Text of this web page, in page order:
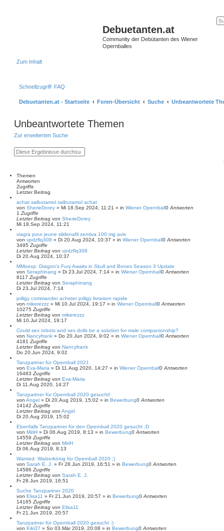
Debuetanten.at
Community der Debütanten des Wiener
Opernballes
Zum Inhalt
Schnellzugriff FAQ
Debuetanten.at - Startseite Foren-Übersicht Suche Unbeantwortete
Unbeantwortete Themen
Zur erweiterten Suche
S
u
E
r
S
Themen
Antworten
Zugriffe
Letzter Beitrag
achat salbutamol salbutamol achat
von SherieDorey » Mi 18.Sep 2024, 11:21 » in Wiener Opernball0 Antworten
1 Zugriffe
Letzter Beitrag von SherieDorey
Mi 18.Sep 2024, 11:21
viagra pour jeune sildenafil zentiva 100 mg avis
von vpdzflq308 » Di 20.Aug 2024, 10:37 » in Wiener Opernball0 Antworten
3495 Zugriffe
Letzter Beitrag von vpdzflq308
Di 20.Aug 2024, 10:37
MMoexp: Dragon's Fury Awaits in Skull and Bones Season 3 Update
von Seraphinang » Di 23.Jul 2024, 7:14 » in Wiener Opernball0 Antworten
8117 Zugriffe
Letzter Beitrag von Seraphinang
Di 23.Jul 2024, 7:14
priligy commander acheter priligy livraison rapide
von mikerezzz » Mi 10.Jul 2024, 19:17 » in Wiener Opernball0 Antworten
10275 Zugriffe
Letzter Beitrag von mikerezzz
Mi 10.Jul 2024, 19:17
Could sex robots and sex dolls be a solution for male companionship?
von Nancyfrank » Do 20.Jun 2024, 9:02 » in Wiener Opernball0 Antworten
4181 Zugriffe
Letzter Beitrag von Nancyfrank
Do 20.Jun 2024, 9:02
Tanzpartner für Opernball 2021
von Eva-Maria » Di 11.Aug 2020, 14:27 » in Wiener Opernball0 Antworten
16483 Zugriffe
Letzter Beitrag von Eva-Maria
Di 11.Aug 2020, 14:27
Tanzpartner für Opernball 2020 gesucht!
von Angel » Di 20.Aug 2019, 15:02 » in Bewerbung0 Antworten
14142 Zugriffe
Letzter Beitrag von Angel
Di 20.Aug 2019, 15:02
Ebenfalls Tanzpartner für den Opernball 2020 gesucht :D
von MiriH » Di 06.Aug 2019, 8:13 » in Bewerbung0 Antworten
14559 Zugriffe
Letzter Beitrag von MiriH
Di 06.Aug 2019, 8:13
Wanted: Walzerkönig für Opernball 2020 ;)
von Sarah E. J. » Fr 28.Jun 2019, 16:51 » in Bewerbung0 Antworten
14586 Zugriffe
Letzter Beitrag von Sarah E. J.
Fr 28.Jun 2019, 16:51
Suche Tanzpartner 2020
von Elisa11 » Fr 21.Jun 2019, 20:57 » in Bewerbung0 Antworten
14165 Zugriffe
Letzter Beitrag von Elisa11
Fr 21.Jun 2019, 20:57
Tanzpartner für Opernball 2020 gesucht :)
von Kiki37 » So 03.Mär 2019, 20:08 » in Bewerbung0 Antworten